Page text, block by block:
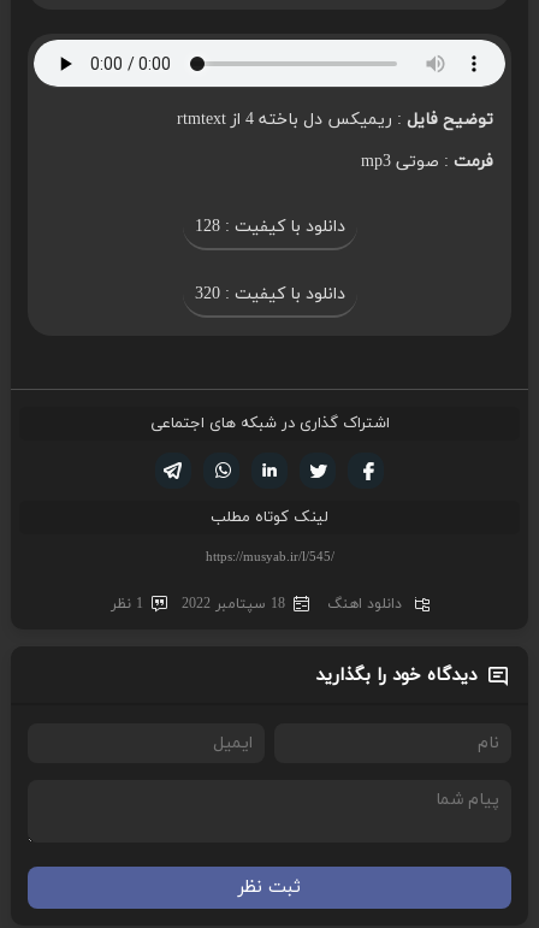
توضیح فایل: ریمیکس دل باخته 4 از rtmtext
فرمت: صوتی mp3
دانلود با کیفیت : 128
دانلود با کیفیت : 320
اشتراک گذاری در شبکه های اجتماعی
لینکدین تویتر
فیسوک
لینک کوتاه مطلب
دانلود اهنگ 18 سپتامبر 2022 1 نظر
دیدگاه خود را بگذارید
ثبت نظر